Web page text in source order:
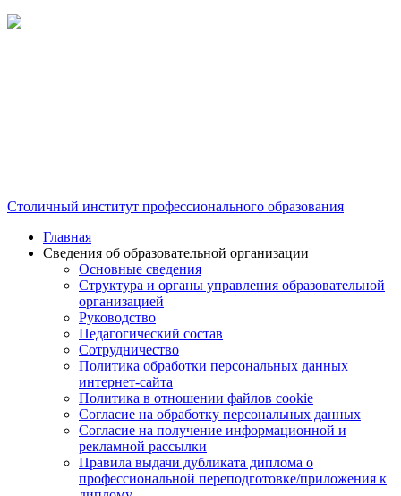
Столичный институт профессионального образования
Главная
Сведения об образовательной организации
Основные сведения
Структура и органы управления образовательной
организацией
Руководство
Педагогический состав
Сотрудничество
Политика обработки персональных данных
интернет-сайта
Политика в отношении файлов cookie
Согласие на обработку персональных данных
Согласие на получение информационной и
рекламной рассылки
Правила выдачи дубликата диплома о
профессиональной переподготовке/приложения к